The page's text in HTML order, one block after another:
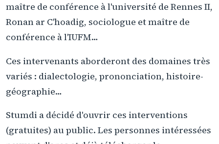
maître de conférence à l'université de Rennes II,
Ronan ar C'hoadig, sociologue et maître de
conférence à l'IUFM…
Ces intervenants aborderont des domaines très
variés : dialectologie, prononciation, histoire-
géographie…
Stumdi a décidé d'ouvrir ces interventions
(gratuites) au public. Les personnes intéressées